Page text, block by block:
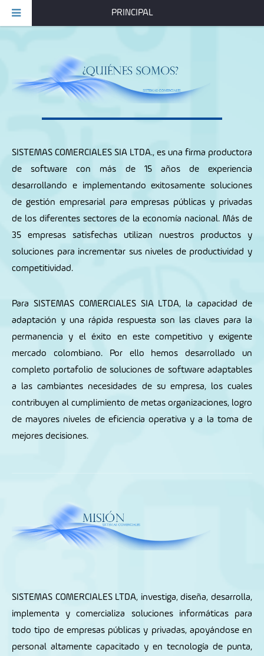
SISTEMAS COMERCIALES SIA LTDA., es una firma productora
de software con más de 15 años de experiencia
desarrollando e implementando exitosamente soluciones
de gestión empresarial para empresas públicas y privadas
de los diferentes sectores de la economía nacional. Más de
35 empresas satisfechas utilizan nuestros productos y
soluciones para incrementar sus niveles de productividad y
competitividad.
Para SISTEMAS COMERCIALES SIA LTDA, la capacidad de
adaptación y una rápida respuesta son las claves para la
permanencia y el éxito en este competitivo y exigente
mercado colombiano. Por ello hemos desarrollado un
completo portafolio de soluciones de software adaptables
a las cambiantes necesidades de su empresa, los cuales
contribuyen al cumplimiento de metas organizaciones, logro
de mayores niveles de eficiencia operativa y a la toma de
mejores decisiones.
SISTEMAS COMERCIALES LTDA, investiga, diseña, desarrolla,
implementa y comercializa soluciones informáticas para
todo tipo de empresas públicas y privadas, apoyándose en
personal altamente capacitado y en tecnología de punta,
PRINCIPAL